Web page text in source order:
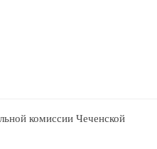
комиссии Чеченской